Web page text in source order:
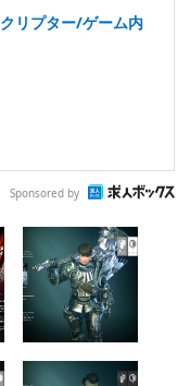
リプター/ゲーム内
Sponsored by